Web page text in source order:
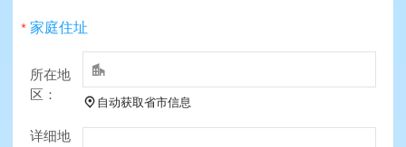
*家庭住址
所在地
区：

自动获取省市信息
详细地